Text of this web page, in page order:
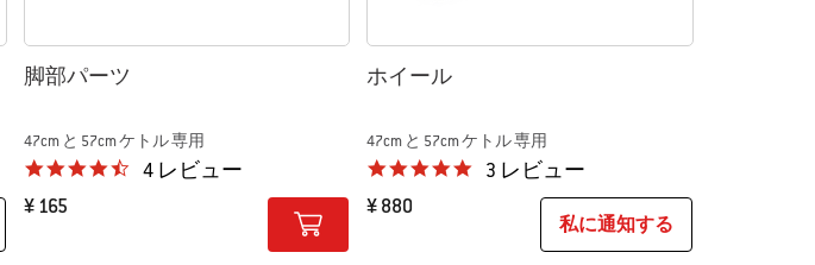
脚部パーツ
47cm と 57cm ケトル 専用
4.3 star rating
4 レビュー
¥ 165
ホイール
47cm と 57cm ケトル 専用
5.0 star rating
3 レビュー
¥ 880
私に通知する